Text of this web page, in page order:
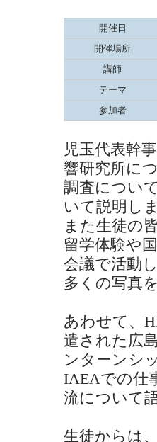
開催日
開催場所
講師
テーマ
参加者
児玉代表幹
響研究所に
調査につい
いて説明
また生徒の
留学体験や
会議で活動
多くの写真
あわせて、
遣された広
ンターンシ
IAEAでの仕
流について
生徒からは